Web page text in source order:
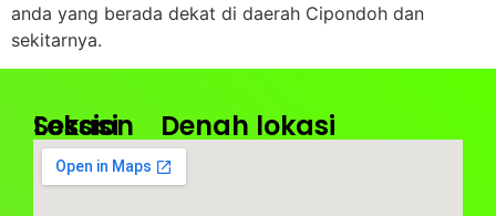
anda yang berada dekat di daerah Cipondoh dan
sekitarnya.
Lokasi
Kantor
Pusat
Session
Jam
Operasional
Denah lokasi